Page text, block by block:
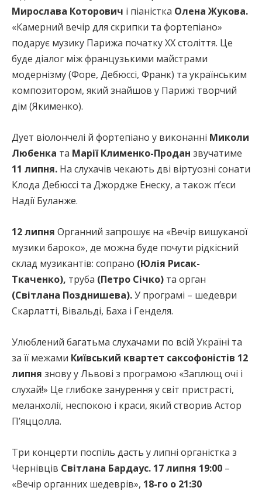
Мирослава Которович і піаністка Олена Жукова.
«Камерний вечір для скрипки та фортепіано»
подарує музику Парижа початку ХХ століття. Це
буде діалог між французькими майстрами
модернізму (Форе, Дебюссі, Франк) та українським
композитором, який знайшов у Парижі творчий
дім (Якименко).
Дует віолончелі й фортепіано у виконанні Миколи
Любенка та Марії Клименко-Продан звучатиме
11 липня. На слухачів чекають дві віртуозні сонати
Клода Дебюссі та Джордже Енеску, а також пʼєси
Надії Буланже.
12 липня Органний запрошує на «Вечір вишуканої
музики бароко», де можна буде почути рідкісний
склад музикантів: сопрано (Юлія Рисак-
Ткаченко), труба (Петро Січко) та орган
(Світлана Позднишева).У програмі – шедеври
Скарлатті, Вівальді, Баха і Генделя.
Улюблений багатьма слухачами по всій Україні та
за її межами Київський квартет саксофоністів 12
липня знову у Львові з програмою «Заплющ очі і
слухай!» Це глибоке занурення у світ пристрасті,
меланхолії, неспокою і краси, який створив Астор
П’яццолла.
Три концерти поспіль дасть у липні органістка з
Чернівців Світлана Бардаус. 17 липня 19:00 –
«Вечір органних шедеврів», 18-го о 21:30